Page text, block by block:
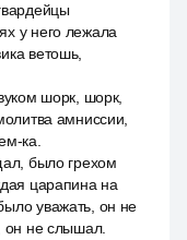
у него лежала
ветошь,
шорк, шорк,
амниссии,
ка.
было грехом
царапина на
уважать, он не
он не слышал.